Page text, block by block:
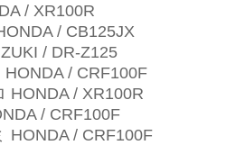
/ XR100R
/ CB125JX
/ DR-Z125
/ CRF100F
HONDA / XR100R
/ CRF100F
HONDA / CRF100F